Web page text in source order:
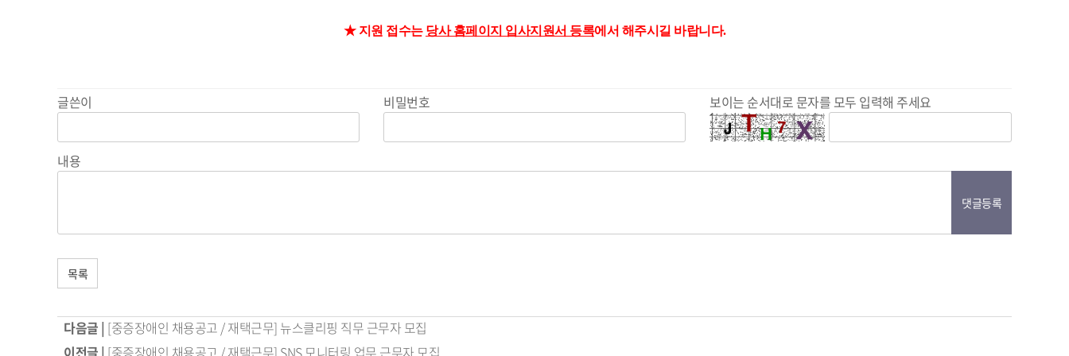
★ 지원 접수는 당사 홈페이지 입사지원서 등록에서 해주시길 바랍니다.
글쓴이 비밀번호 보이는 순서대로 문자를 모두 입력해 주세요
내용
댓글등록
목록
다음글 | [중증장애인 채용공고 / 재택근무] 뉴스클리핑 직무 근무자 모집
이전글 | [중증장애인 채용공고 / 재택근무] SNS 모니터링 업무 근무자 모집